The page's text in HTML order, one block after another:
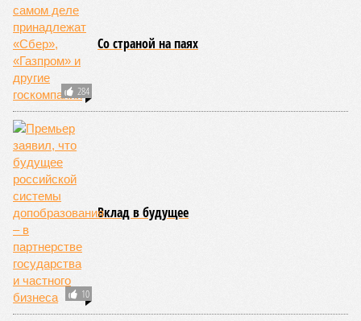
284
Со страной на паях
10
Вклад в будущее